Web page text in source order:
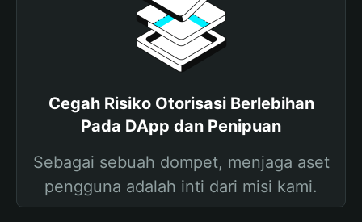
Cegah Risiko Otorisasi Berlebihan
Pada DApp dan Penipuan
Sebagai sebuah dompet, menjaga aset
pengguna adalah inti dari misi kami.